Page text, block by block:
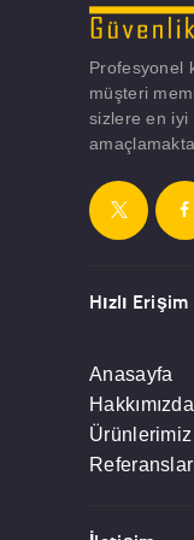
Profesyonel
müşteri
sizlere en iyi
Hızlı Erişim
Anasayfa
Hakkımızda
Ürünlerimiz